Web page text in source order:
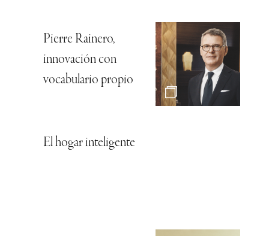
Pierre Rainero,
innovación con
vocabulario propio
El hogar inteligente